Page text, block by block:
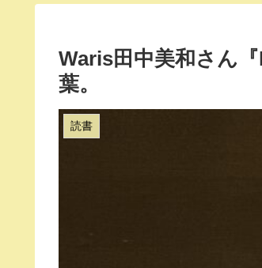
Waris田中美和さん
葉。
読書